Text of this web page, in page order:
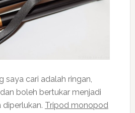
saya cari adalah ringan,
boleh bertukar menjadi
Tripod monopod